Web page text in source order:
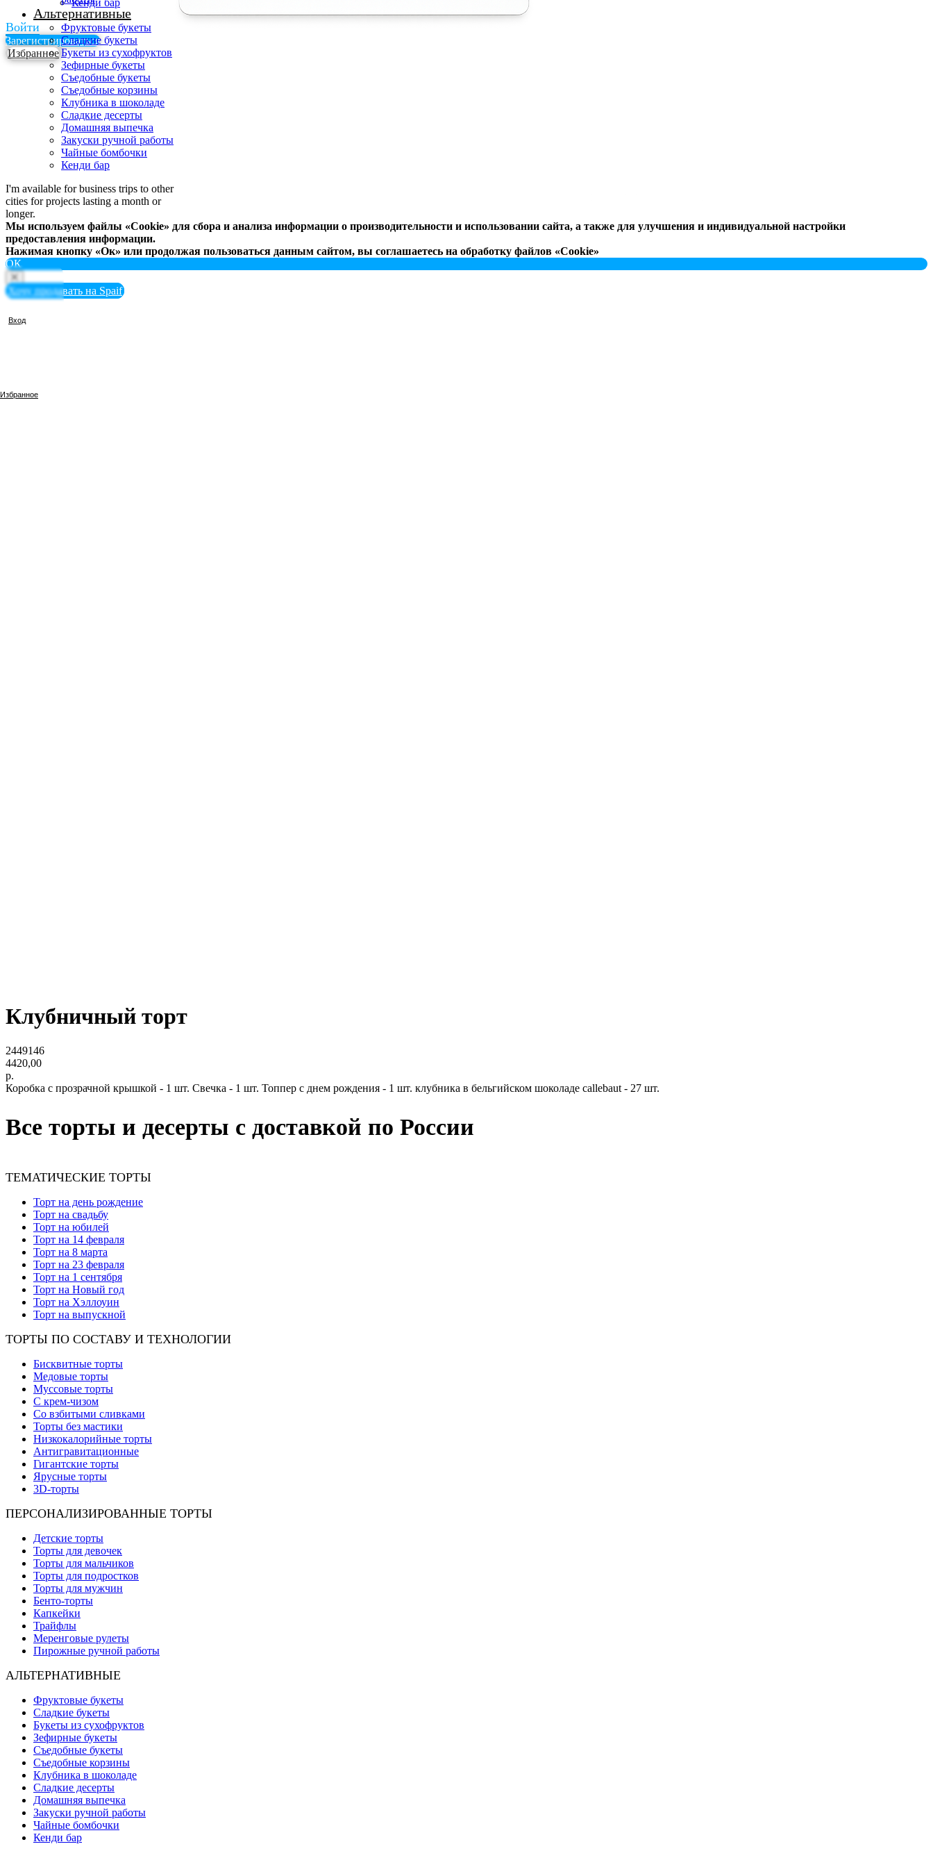
Войти
Зарегистрироваться
Избранное
Альтернативные
Фруктовые букеты
Сладкие букеты
Букеты из сухофруктов
Зефирные букеты
Съедобные букеты
Съедобные корзины
Клубника в шоколаде
Сладкие десерты
Домашняя выпечка
Закуски ручной работы
Чайные бомбочки
Кенди бар
I'm available for business trips to other
cities for projects lasting a month or
longer.
Мы используем файлы «Cookie» для сбора и анализа информации о производительности и использовании сайта, а также для улучшения и индивидуальной настройки
предоставления информации.
Нажимая кнопку «Ок» или продолжая пользоваться данным сайтом, вы соглашаетесь на обработку файлов «Cookie»
ОК
Вход
Избранное
Хочу продавать на Spaif
Клубничный торт
2449146
4420,00
р.
Коробка с прозрачной крышкой - 1 шт. Свечка - 1 шт. Топпер с днем рождения - 1 шт. клубника в бельгийском шоколаде callebaut - 27 шт.
Все торты и десерты с доставкой по России
ТЕМАТИЧЕСКИЕ ТОРТЫ
Торт на день рождение
Торт на свадьбу
Торт на юбилей
Торт на 14 февраля
Торт на 8 марта
Торт на 23 февраля
Торт на 1 сентября
Торт на Новый год
Торт на Хэллоуин
Торт на выпускной
ТОРТЫ ПО СОСТАВУ И ТЕХНОЛОГИИ
Бисквитные торты
Медовые торты
Муссовые торты
С крем-чизом
Со взбитыми сливками
Торты без мастики
Низкокалорийные торты
Антигравитационные
Гигантские торты
Ярусные торты
3D-торты
ПЕРСОНАЛИЗИРОВАННЫЕ ТОРТЫ
Детские торты
Торты для девочек
Торты для мальчиков
Торты для подростков
Торты для мужчин
Бенто-торты
Капкейки
Трайфлы
Меренговые рулеты
Пирожные ручной работы
АЛЬТЕРНАТИВНЫЕ
Фруктовые букеты
Сладкие букеты
Букеты из сухофруктов
Зефирные букеты
Съедобные букеты
Съедобные корзины
Клубника в шоколаде
Сладкие десерты
Домашняя выпечка
Закуски ручной работы
Чайные бомбочки
Кенди бар